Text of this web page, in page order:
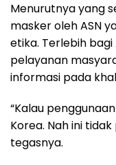
Menurutnya yang
masker oleh ASN
etika. Terlebih
pelayanan
informasi pada
“Kalau
Korea. Nah ini
tegasnya.